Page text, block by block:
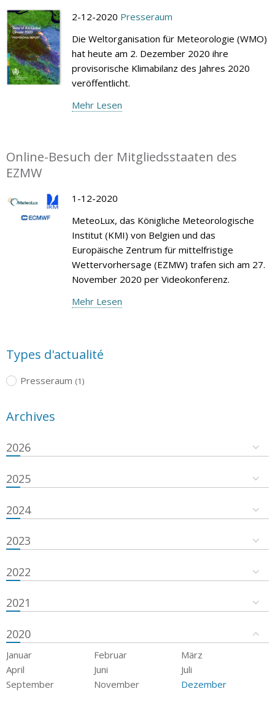
2-12-2020 Presseraum
Die Weltorganisation für Meteorologie (WMO)
hat heute am 2. Dezember 2020 ihre
provisorische Klimabilanz des Jahres 2020
veröffentlicht.
Mehr Lesen
Online-Besuch der Mitgliedsstaaten des
EZMW
1-12-2020
MeteoLux, das Königliche Meteorologische
Institut (KMI) von Belgien und das
Europäische Zentrum für mittelfristige
Wettervorhersage (EZMW) trafen sich am 27.
November 2020 per Videokonferenz.
Mehr Lesen
Types d'actualité
Presseraum (1)
Archives
2026
2025
2024
2023
2022
2021
2020
Januar Februar
März
April
Juni
Juli
September
November Dezember